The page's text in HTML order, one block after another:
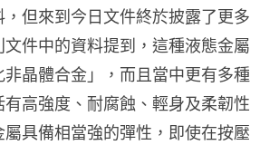
但來到今日文件終於披露了更多
件中的資料提到，這種液態金屬
晶體合金」，而且當中更有多種
高強度、耐腐蝕、輕身及柔韌性
具備相當強的彈性，即使在按壓